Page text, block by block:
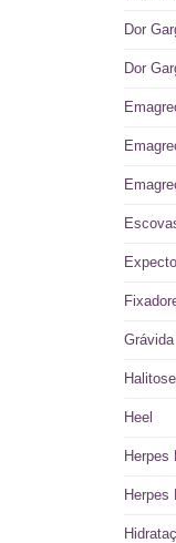
Dor
Dor
Grávida
Heel
Herpes
Herpes